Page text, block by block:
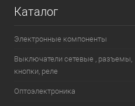
Каталог
Электронные компоненты
Выключатели сетевые , разъемы,
кнопки, реле
Оптоэлектроника